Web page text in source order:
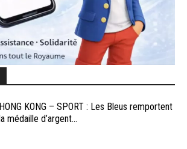
HONG KONG – SPORT : Les Bleus remportent
la médaille d’argent...